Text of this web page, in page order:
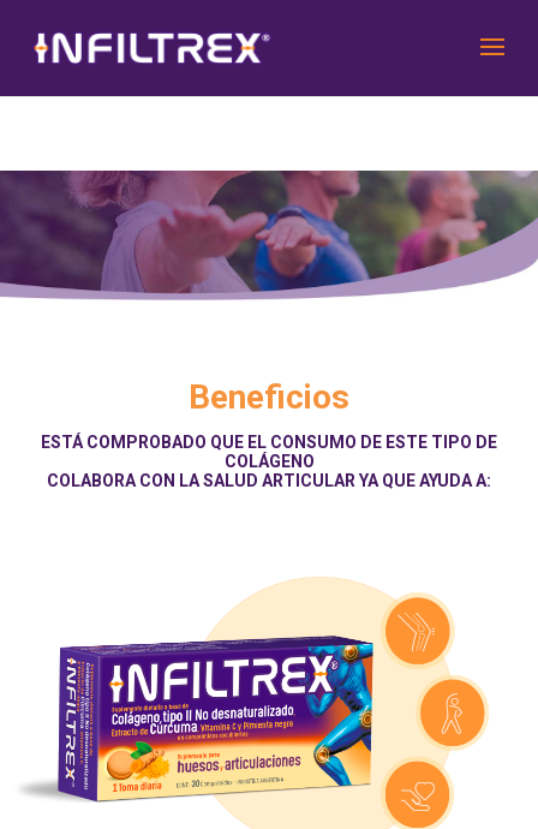
Beneficios
ESTÁ COMPROBADO QUE EL CONSUMO DE ESTE TIPO DE
COLÁGENO
COLABORA CON LA SALUD ARTICULAR YA QUE AYUDA A: